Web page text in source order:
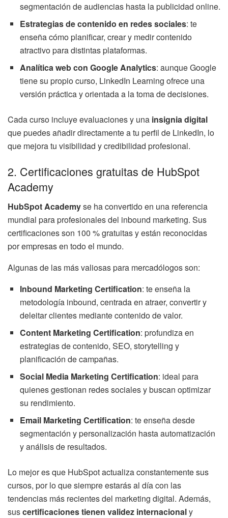
segmentación de audiencias hasta la publicidad online.
Estrategias de contenido en redes sociales: te
enseña cómo planificar, crear y medir contenido
atractivo para distintas plataformas.
Analítica web con Google Analytics: aunque Google
tiene su propio curso, LinkedIn Learning ofrece una
versión práctica y orientada a la toma de decisiones.
Cada curso incluye evaluaciones y una insignia digital
que puedes añadir directamente a tu perfil de LinkedIn, lo
que mejora tu visibilidad y credibilidad profesional.
2. Certificaciones gratuitas de HubSpot
Academy
HubSpot Academyse ha convertido en una referencia
mundial para profesionales del inbound marketing. Sus
certificaciones son 100 % gratuitas y están reconocidas
por empresas en todo el mundo.
Algunas de las más valiosas para mercadólogos son:
Inbound Marketing Certification: te enseña la
metodología inbound, centrada en atraer, convertir y
deleitar clientes mediante contenido de valor.
Content Marketing Certification: profundiza en
estrategias de contenido, SEO, storytelling y
planificación de campañas.
Social Media Marketing Certification: ideal para
quienes gestionan redes sociales y buscan optimizar
su rendimiento.
Email Marketing Certification: te enseña desde
segmentación y personalización hasta automatización
y análisis de resultados.
Lo mejor es que HubSpot actualiza constantemente sus
cursos, por lo que siempre estarás al día con las
tendencias más recientes del marketing digital. Además,
suscertificaciones tienen validez internacionaly